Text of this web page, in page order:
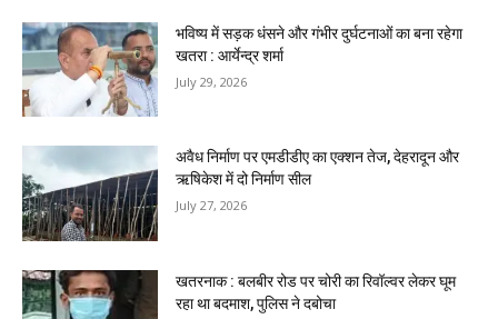
भविष्य में सड़क धंसने और गंभीर दुर्घटनाओं का बना रहेगा
खतरा : आर्येन्द्र शर्मा
July 29, 2026
अवैध निर्माण पर एमडीडीए का एक्शन तेज, देहरादून और
ऋषिकेश में दो निर्माण सील
July 27, 2026
खतरनाक : बलबीर रोड पर चोरी का रिवॉल्वर लेकर घूम
रहा था बदमाश, पुलिस ने दबोचा